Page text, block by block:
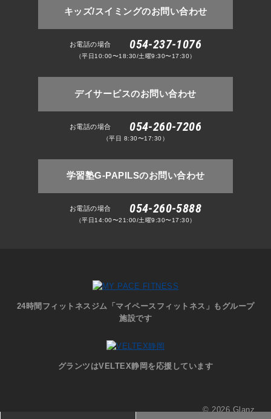
キッズ/スイミングのお問い合わせ
お電話の場合 054-237-1076
（平日10:00〜18:30/土曜9:30〜17:30）
デイサービスのお問い合わせ
お電話の場合 054-260-7206
（平日 8:30〜17:30）
学習塾G-PAPILSのお問い合わせ
お電話の場合 054-260-5888
（平日14:00〜21:00/土曜9:30〜17:30）
24時間フィットネスジム「マイペースフィットネス」もグループ
施設です
グランツはVELTEX静岡を応援しています
© 2026 Glanz.